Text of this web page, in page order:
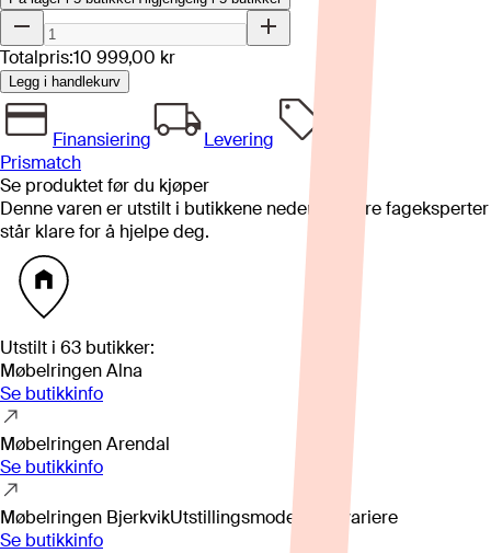
Totalpris:10 999,00 kr
Legg i handlekurv
Finansiering
Levering
Prismatch
Se produktet før du kjøper
Denne varen er utstilt i butikkene nedenfor. Våre fageksperter
står klare for å hjelpe deg.
Utstilt i 63 butikker:
Møbelringen Alna
Se butikkinfo
Møbelringen Arendal
Se butikkinfo
Møbelringen BjerkvikUtstillingsmodell kan variere
Se butikkinfo